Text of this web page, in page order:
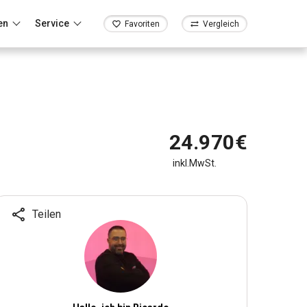
Service Favoriten Vergleich
Teilen
24.970€
inkl.MwSt.